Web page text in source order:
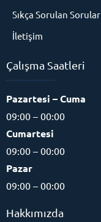
Sıkça Sorulan Sorular
İletişim
Çalışma Saatleri
Pazartesi – Cuma
09:00 – 00:00
Cumartesi
09:00 – 00:00
Pazar
09:00 – 00:00
Hakkımızda